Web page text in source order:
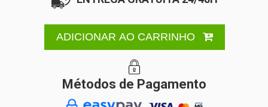
ADICIONAR AO CARRINHO
Métodos de Pagamento